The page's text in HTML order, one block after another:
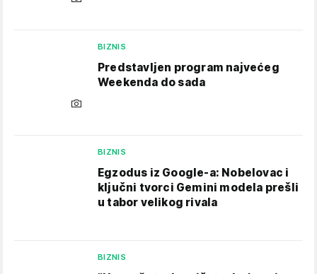
BIZNIS
Predstavljen program najvećeg
Weekenda do sada
BIZNIS
Egzodus iz Google-a: Nobelovac i
ključni tvorci Gemini modela prešli
u tabor velikog rivala
BIZNIS